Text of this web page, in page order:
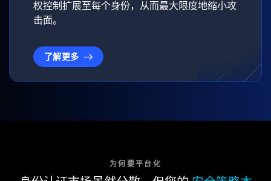
权控制扩展至每个身份，从而最大限度地缩小攻
击面。
了解更多
为何要平台化